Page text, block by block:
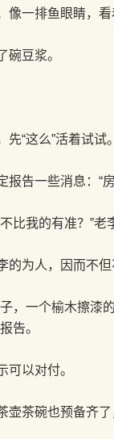
像一排鱼眼睛，看
豆浆。
这么”活着试试。
一些消息：“房
我的有准？”老李
人，因而不但
一个榆木擦漆
告。
以对付。
碗也预备齐了